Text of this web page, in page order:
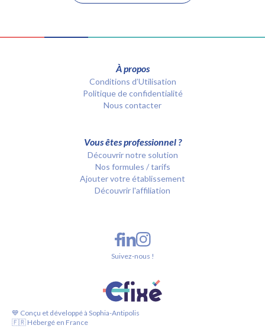
À propos
Conditions d’Utilisation
Politique de confidentialité
Nous contacter
Vous êtes professionnel ?
Découvrir notre solution
Nos formules / tarifs
Ajouter votre établissement
Découvrir l'affiliation
💙 Conçu et développé à Sophia-Antipolis
🇫🇷 Hébergé en France
Suivez-nous !